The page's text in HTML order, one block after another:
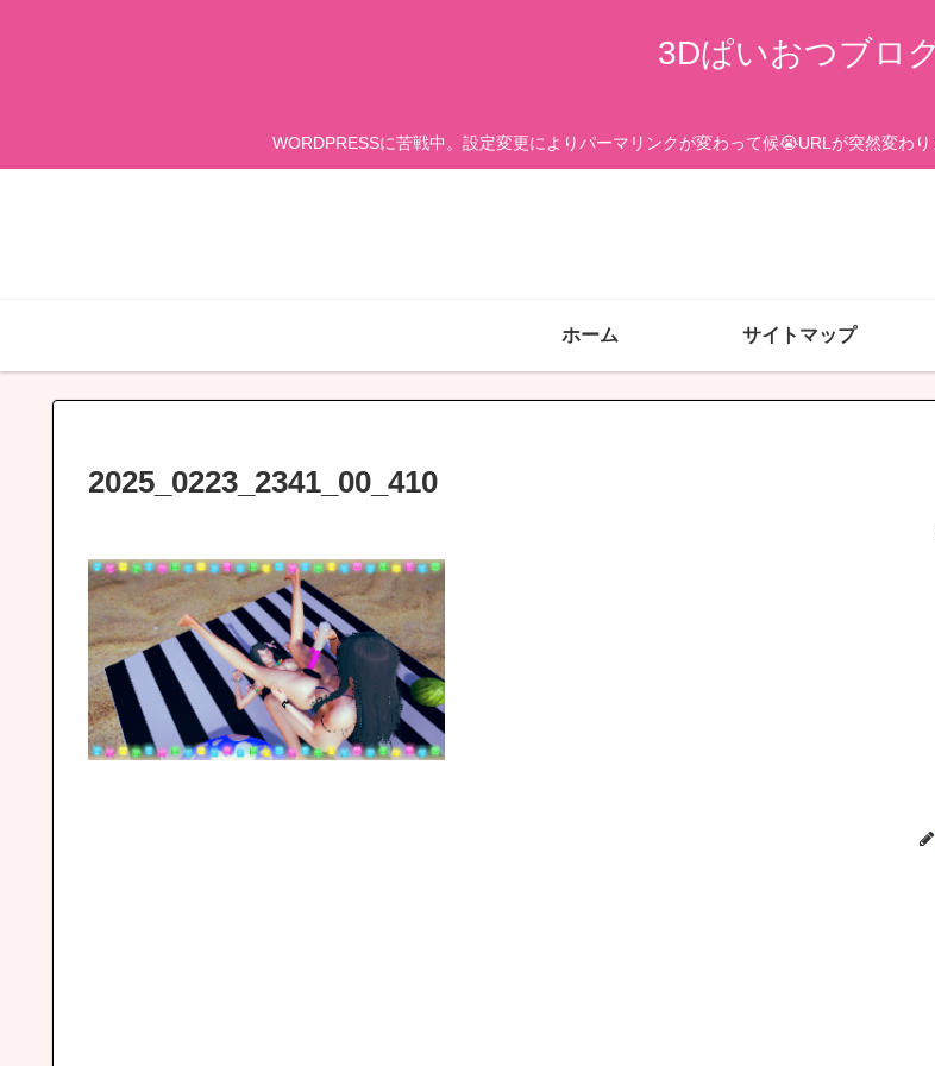
3Dぱいおつブロ
WORDPRESSに苦戦中。設定変更によりパーマリンクが変わって候😭URLが突然変わ
ホーム サイトマップ
2025_0223_2341_00_410